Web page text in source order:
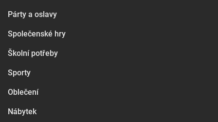
Párty a oslavy
Společenské hry
Školní potřeby
Sporty
Oblečení
Nábytek